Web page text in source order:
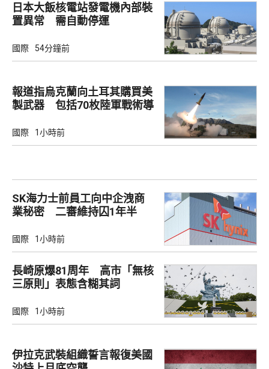
日本大飯核電站發電機內部裝
置異常 需自動停運
國際 54分鐘前
報道指烏克蘭向土耳其購買美
製武器 包括70枚陸軍戰術導
國際 1小時前
SK海力士前員工向中企洩商
業秘密 二審維持囚1年半
國際 1小時前
長崎原爆81周年 高市「無核
三原則」表態含糊其詞
國際 1小時前
伊拉克武裝組織誓言報復美國